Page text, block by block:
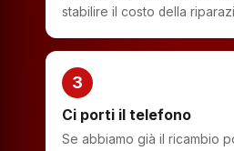
stabilire il costo della
3
Ci porti il telefono
Se abbiamo già il ricambio